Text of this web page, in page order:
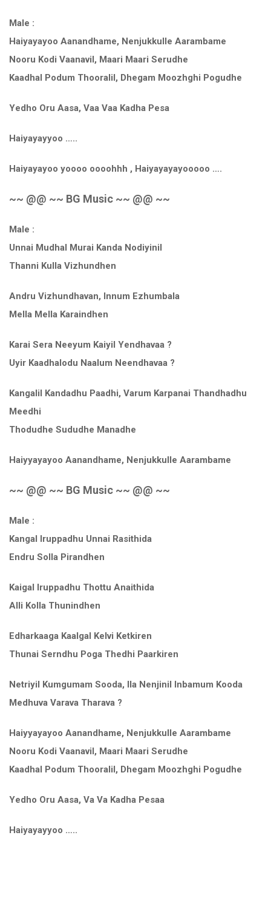
Male :
Haiyayayoo Aanandhame, Nenjukkulle Aarambame
Nooru Kodi Vaanavil, Maari Maari Serudhe
Kaadhal Podum Thooralil, Dhegam Moozhghi Pogudhe
Yedho Oru Aasa, Vaa Vaa Kadha Pesa
Haiyayayyoo …..
Haiyayayoo yoooo oooohhh , Haiyayayayooooo ….
~~ @@ ~~ BG Music ~~ @@ ~~
Male :
Unnai Mudhal Murai Kanda Nodiyinil
Thanni Kulla Vizhundhen
Andru Vizhundhavan, Innum Ezhumbala
Mella Mella Karaindhen
Karai Sera Neeyum Kaiyil Yendhavaa ?
Uyir Kaadhalodu Naalum Neendhavaa ?
Kangalil Kandadhu Paadhi, Varum Karpanai Thandhadhu
Meedhi
Thodudhe Sududhe Manadhe
Haiyyayayoo Aanandhame, Nenjukkulle Aarambame
~~ @@ ~~ BG Music ~~ @@ ~~
Male :
Kangal Iruppadhu Unnai Rasithida
Endru Solla Pirandhen
Kaigal Iruppadhu Thottu Anaithida
Alli Kolla Thunindhen
Edharkaaga Kaalgal Kelvi Ketkiren
Thunai Serndhu Poga Thedhi Paarkiren
Netriyil Kumgumam Sooda, Ila Nenjinil Inbamum Kooda
Medhuva Varava Tharava ?
Haiyyayayoo Aanandhame, Nenjukkulle Aarambame
Nooru Kodi Vaanavil, Maari Maari Serudhe
Kaadhal Podum Thooralil, Dhegam Moozhghi Pogudhe
Yedho Oru Aasa, Va Va Kadha Pesaa
Haiyayayyoo …..